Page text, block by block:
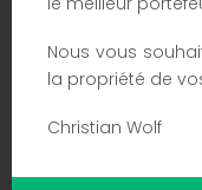
Nous vous
la propriété de
Christian Wolf
Est